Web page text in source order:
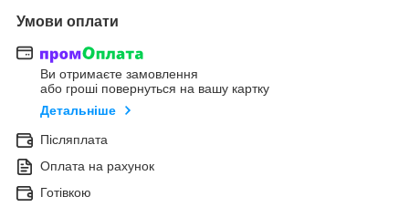
Умови оплати
Ви отримаєте замовлення
або гроші повернуться на вашу картку
Детальніше
Післяплата
Оплата на рахунок
Готівкою